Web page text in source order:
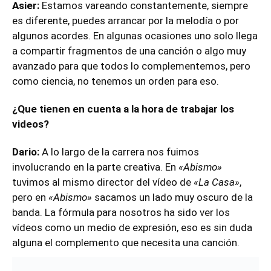
Asier: Estamos vareando constantemente, siempre
es diferente, puedes arrancar por la melodía o por
algunos acordes. En algunas ocasiones uno solo llega
a compartir fragmentos de una canción o algo muy
avanzado para que todos lo complementemos, pero
como ciencia, no tenemos un orden para eso.
¿Que tienen en cuenta a la hora de trabajar los
videos?
Dario: A lo largo de la carrera nos fuimos
involucrando en la parte creativa. En «Abismo»
tuvimos al mismo director del vídeo de «La Casa»,
pero en «Abismo» sacamos un lado muy oscuro de la
banda. La fórmula para nosotros ha sido ver los
vídeos como un medio de expresión, eso es sin duda
alguna el complemento que necesita una canción.